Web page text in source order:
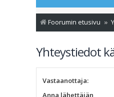
Foorumin etusivu
Yhteystiedot
Vastaanottaja:
Anna lähettäjän